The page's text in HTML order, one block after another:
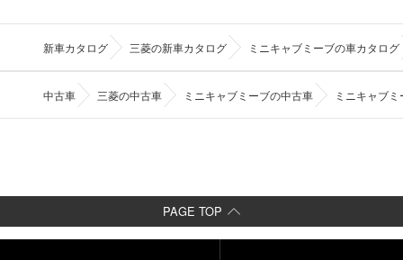
新車カタログ 三菱の新車カタログ ミニキャブミーブの車カタログ
中古車 三菱の中古車 ミニキャブミーブの中古車 ミニキャブ
PAGE TOP